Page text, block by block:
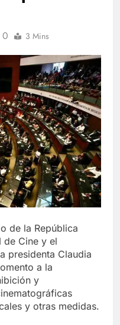
0 3 Mins
de la República
de Cine y el
presidenta Claudia
a la
y
y otras medidas.